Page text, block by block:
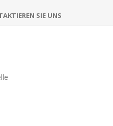
SIE UNS